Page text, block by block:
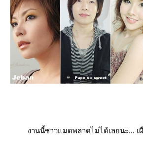
งานนี้ชาวแมดพลาดไม่ได้เลยนะ... เ